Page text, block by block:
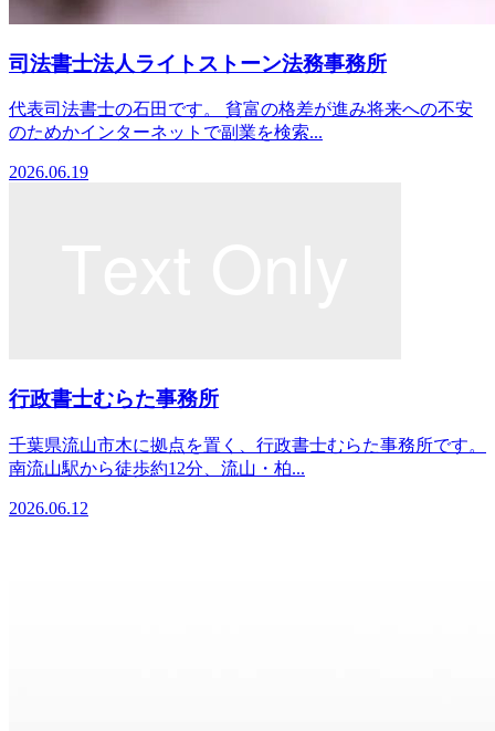
司法書士法人ライトストーン法務事務所
代表司法書士の石田です。 貧富の格差が進み将来への不安
のためかインターネットで副業を検索...
2026.06.19
行政書士むらた事務所
千葉県流山市木に拠点を置く、行政書士むらた事務所です。
南流山駅から徒歩約12分、流山・柏...
2026.06.12